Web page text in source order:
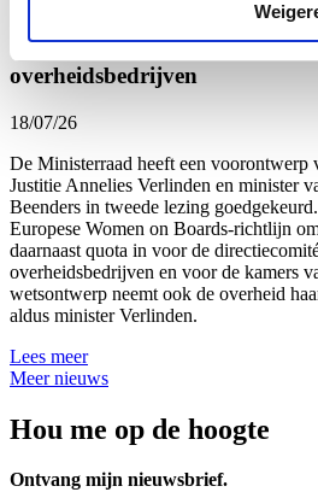
Uitbreiding van genderquota
beursgenoteerde
overheidsbedrijven
18/07/26
De Ministerraad heeft een voorontwerp
Justitie Annelies Verlinden en minister
Beenders in tweede lezing
Europese Women on Boards-richtlijn
daarnaast quota in voor de
overheidsbedrijven en voor de kamers
wetsontwerp neemt ook de overheid
aldus minister Verlinden.
Lees meer
Meer nieuws
Hou me op de hoogte
Ontvang mijn nieuwsbrief.